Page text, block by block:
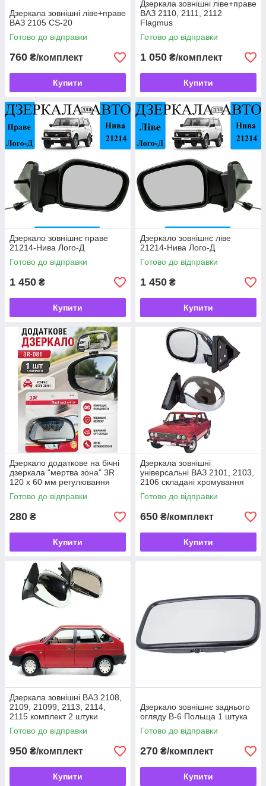
Дзеркала зовнішні ліве+праве
ВАЗ 2105 CS-20
Готово до відправки
760 ₴/комплект
Купити
Дзеркала зовнішні ліве+праве
ВАЗ 2110, 2111, 2112
Flagmus
Готово до відправки
1 050 ₴/комплект
Купити
Дзеркало зовнішнє праве
21214-Нива Лого-Д
Готово до відправки
1 450 ₴
Купити
Дзеркало зовнішнє ліве
21214-Нива Лого-Д
Готово до відправки
1 450 ₴
Купити
Дзеркало додаткове на бічні
дзеркала "мертва зона" 3R
120 x 60 мм регулювання
кута нахилу
Готово до відправки
280 ₴
Купити
Дзеркала зовнішні
універсальні ВАЗ 2101, 2103,
2106 складані хромування
Vitol
Готово до відправки
650 ₴/комплект
Купити
Дзеркала зовнішні ВАЗ 2108,
2109, 21099, 2113, 2114,
2115 комплект 2 штуки
хромування Vitol
Готово до відправки
950 ₴/комплект
Купити
Дзеркало зовнішнє заднього
огляду В-6 Польща 1 штука
Готово до відправки
270 ₴/комплект
Купити